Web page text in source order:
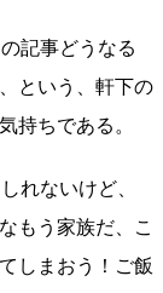
記事どうなる
という、軒下の
持ちである。
れないけど、
もう家族だ、こ
しまおう！ご飯